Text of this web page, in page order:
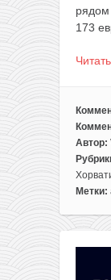
рядом
173
к
записи
Лето!
Автор:
Метки: